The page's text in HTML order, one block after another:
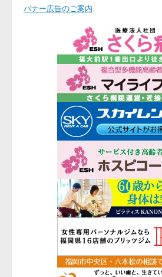
バナー広告のご案内